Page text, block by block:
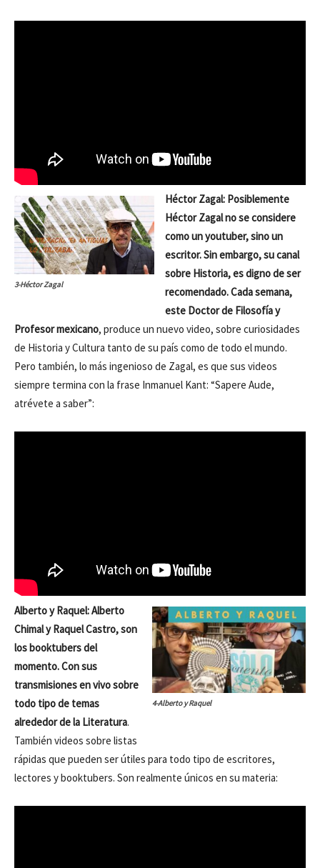
3-Héctor Zagal
Héctor Zagal: Posiblemente
Héctor Zagal no se considere
como un youtuber, sino un
escritor. Sin embargo, su canal
sobre Historia, es digno de ser
recomendado. Cada semana,
este Doctor de Filosofía y
Profesor mexicano, produce un nuevo video, sobre curiosidades
de Historia y Cultura tanto de su país como de todo el mundo.
Pero también, lo más ingenioso de Zagal, es que sus videos
siempre termina con la frase Inmanuel Kant: “Sapere Aude,
atrévete a saber”:
4-Alberto y Raquel
Alberto y Raquel: Alberto
Chimal y Raquel Castro, son
los booktubers del
momento. Con sus
transmisiones en vivo sobre
todo tipo de temas
alrededor de la Literatura.
También videos sobre listas
rápidas que pueden ser útiles para todo tipo de escritores,
lectores y booktubers. Son realmente únicos en su materia: